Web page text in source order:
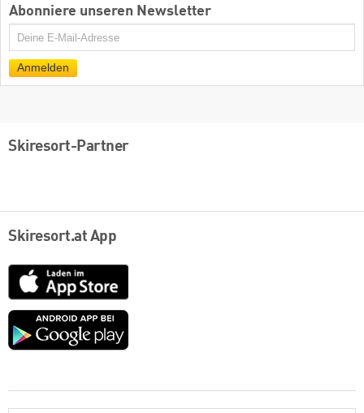
Abonniere unseren Newsletter
E-
Mail
Anmelden
Skiresort-Partner
Skiresort.at App
App
Store
Google